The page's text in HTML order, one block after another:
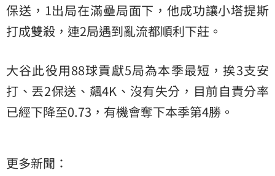
保送，1出局在滿壘局面下，他成功讓小塔提斯
打成雙殺，連2局遇到亂流都順利下莊。
大谷此役用88球貢獻5局為本季最短，挨3支安
打、丟2保送、飆4K、沒有失分，目前自責分率
已經下降至0.73，有機會奪下本季第4勝。
更多新聞：